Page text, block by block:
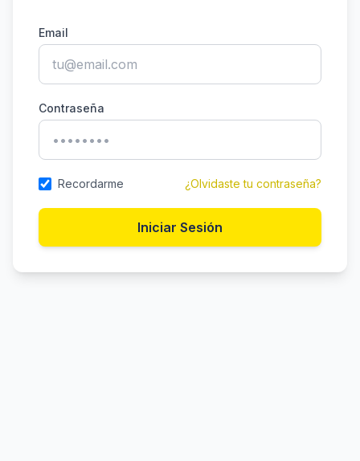
Email
Contraseña
Recordarme ¿Olvidaste tu contraseña?
Iniciar Sesión